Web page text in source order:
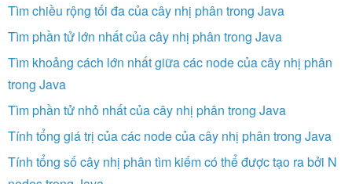
Tìm chiều rộng tối đa của cây nhị phân trong Java
Tìm phần tử lớn nhất của cây nhị phân trong Java
Tìm khoảng cách lớn nhất giữa các node của cây nhị phân
trong Java
Tìm phần tử nhỏ nhất của cây nhị phân trong Java
Tính tổng giá trị của các node của cây nhị phân trong Java
Tính tổng số cây nhị phân tìm kiếm có thể được tạo ra bởi N